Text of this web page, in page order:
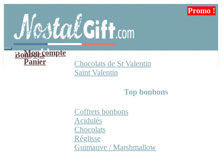
navigation
contenu
Mon compte
Panier
Bonbons
Chocolats de St Valentin
Saint Valentin
Top bonbons
Coffrets bonbons
Acidulés
Chocolats
Réglisse
Guimauve / Marshmallow
Promo !
Promo !
Promo !